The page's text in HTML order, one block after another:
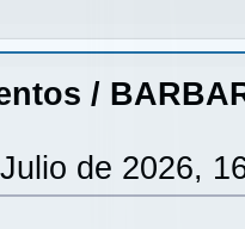
/
de 2026,